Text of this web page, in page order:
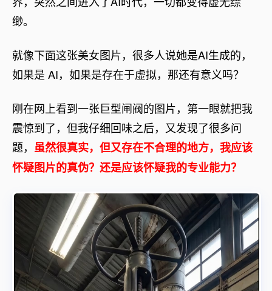
缈。
就像下面这张美女图片，很多人说她是AI生成的，
如果是 AI，如果是存在于虚拟，那还有意义吗？
刚在网上看到一张巨型闸阀的图片，第一眼就把我
震惊到了，但我仔细回味之后，又发现了很多问
题， 虽然很真实，但又存在不合理的地方，我应该
怀疑图片的真伪？还是应该怀疑我的专业能力？